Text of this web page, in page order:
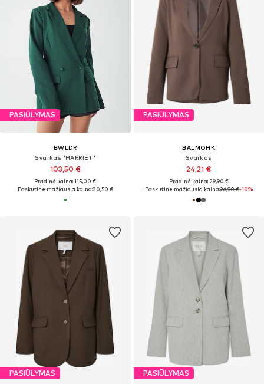
PASIŪLYMAS
BWLDR
Švarkas 'HARRIET'
103,50 €
Pradinė kaina: 115,00 €
Paskutinė mažiausia kaina:80,50 €
PASIŪLYMAS
BALMOHK
Švarkas
24,21 €
Pradinė kaina: 29,90 €
Paskutinė mažiausia kaina:26,90 €-10%
PASIŪLYMAS PASIŪLYMAS